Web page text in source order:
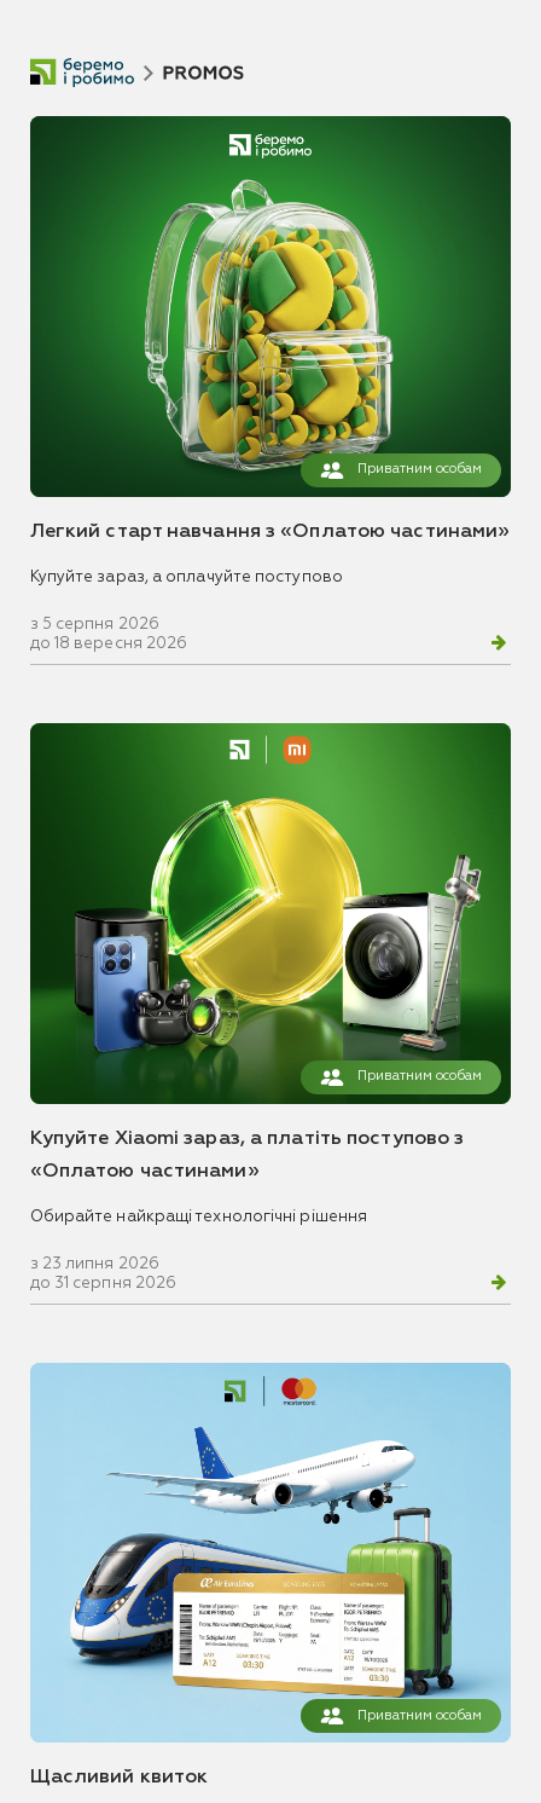
Приватним особам
Легкий старт навчання з «Оплатою частинами»
Купуйте зараз, а оплачуйте поступово
з 5 серпня 2026
до 18 вересня 2026
Приватним особам
Купуйте Xiaomi зараз, а платіть поступово з
«Оплатою частинами»
Обирайте найкращі технологічні рішення
з 23 липня 2026
до 31 серпня 2026
Приватним особам
Щасливий квиток